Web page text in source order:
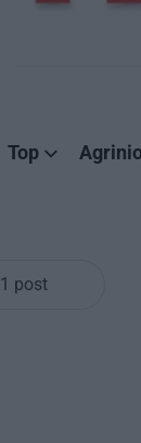
Top
1 post